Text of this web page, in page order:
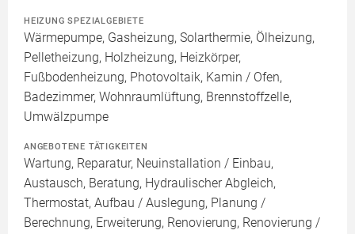
HEIZUNG SPEZIALGEBIETE
Wärmepumpe, Gasheizung, Solarthermie, Ölheizung,
Pelletheizung, Holzheizung, Heizkörper,
Fußbodenheizung, Photovoltaik, Kamin / Ofen,
Badezimmer, Wohnraumlüftung, Brennstoffzelle,
Umwälzpumpe
ANGEBOTENE TÄTIGKEITEN
Wartung, Reparatur, Neuinstallation / Einbau,
Austausch, Beratung, Hydraulischer Abgleich,
Thermostat, Aufbau / Auslegung, Planung /
Berechnung, Erweiterung, Renovierung, Renovierung /